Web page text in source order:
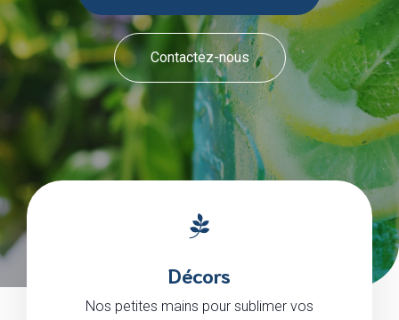
Contactez-nous
Décors
Nos petites mains pour sublimer vos